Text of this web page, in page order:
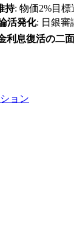
持: 物価2%目
活発化: 日銀審
利息復活の二
ョン